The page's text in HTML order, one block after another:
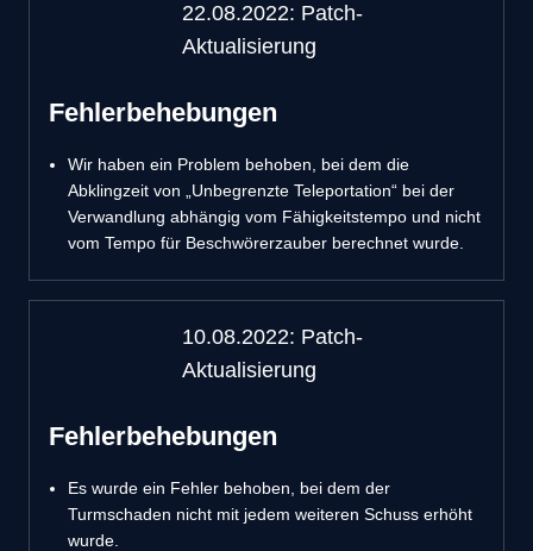
22.08.2022: Patch-
Aktualisierung
Fehlerbehebungen
Wir haben ein Problem behoben, bei dem die
Abklingzeit von „Unbegrenzte Teleportation“ bei der
Verwandlung abhängig vom Fähigkeitstempo und nicht
vom Tempo für Beschwörerzauber berechnet wurde.
10.08.2022: Patch-
Aktualisierung
Fehlerbehebungen
Es wurde ein Fehler behoben, bei dem der
Turmschaden nicht mit jedem weiteren Schuss erhöht
wurde.